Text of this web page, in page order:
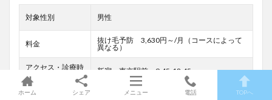
対象性別 男性
料金
抜け毛予防 3,630円～/月（コースによって
異なる）
アクセス・診療時
間
新宿、東京駅前 9:45-18:45
オンライン診療
ホーム シェア メニュー 電話 TOPへ